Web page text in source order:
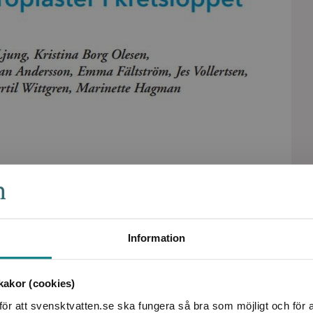
Information
(cookies)
att svensktvatten.se ska fungera så bra som möjligt och för